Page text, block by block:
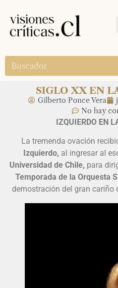
SIGLO XX EN
Gilberto Ponce Vera
No hay
IZQUIERDO EN
La tremenda ovación
Izquierdo, al ingresar al
Universidad de Chile, para
Temporada de la Orquesta
demostración del gran cariño